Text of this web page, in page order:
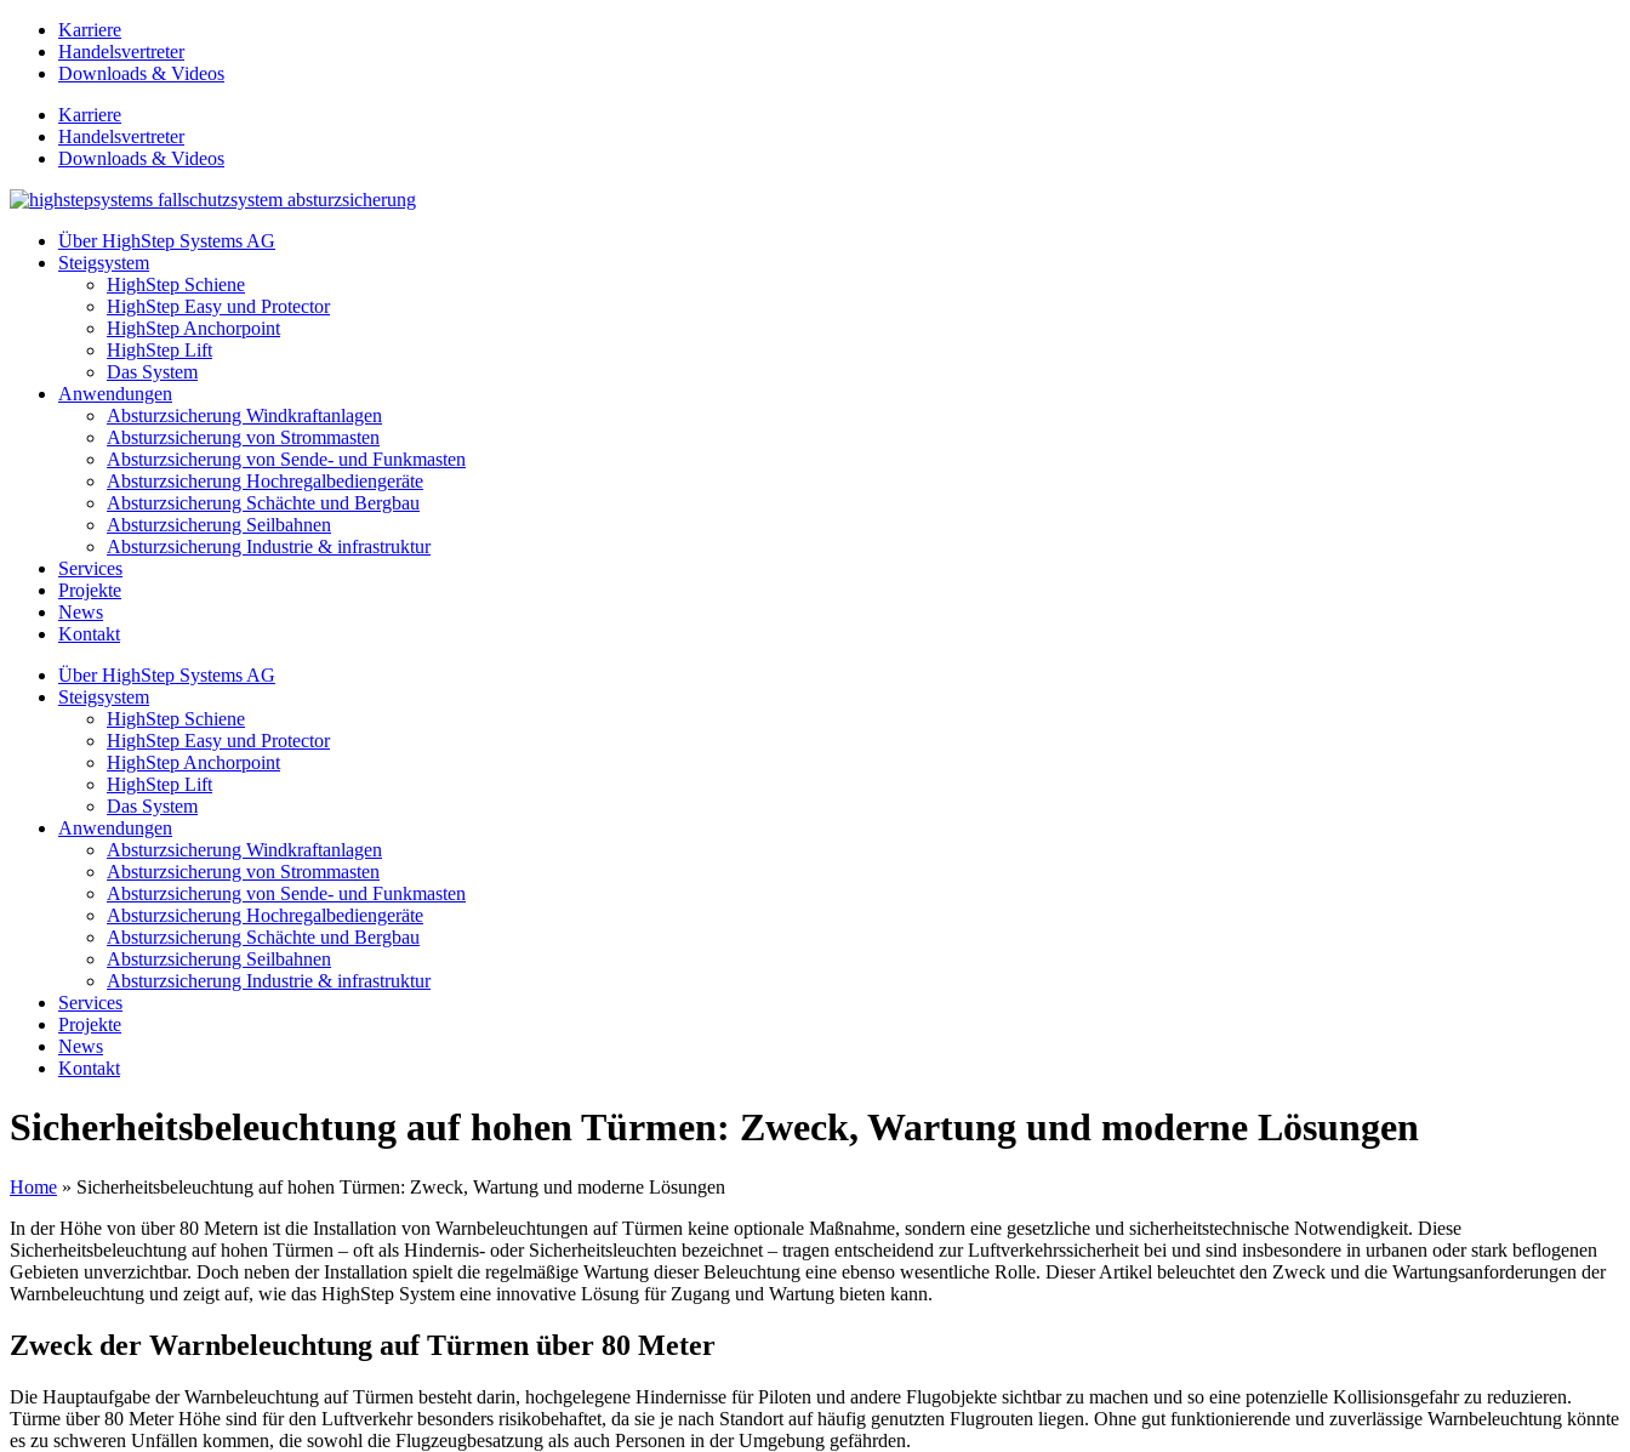
Zum
Inhalt
springen
Karriere
Handelsvertreter
Downloads & Videos
Karriere
Handelsvertreter
Downloads & Videos
Über HighStep Systems AG
Steigsystem
HighStep Schiene
HighStep Easy und Protector
HighStep Anchorpoint
HighStep Lift
Das System
Anwendungen
Absturzsicherung Windkraftanlagen
Absturzsicherung von Strommasten
Absturzsicherung von Sende- und Funkmasten
Absturzsicherung Hochregalbediengeräte
Absturzsicherung Schächte und Bergbau
Absturzsicherung Seilbahnen
Absturzsicherung Industrie & infrastruktur
Services
Projekte
News
Kontakt
Über HighStep Systems AG
Steigsystem
HighStep Schiene
HighStep Easy und Protector
HighStep Anchorpoint
HighStep Lift
Das System
Anwendungen
Absturzsicherung Windkraftanlagen
Absturzsicherung von Strommasten
Absturzsicherung von Sende- und Funkmasten
Absturzsicherung Hochregalbediengeräte
Absturzsicherung Schächte und Bergbau
Absturzsicherung Seilbahnen
Absturzsicherung Industrie & infrastruktur
Services
Projekte
News
Kontakt
Sicherheitsbeleuchtung auf hohen Türmen: Zweck, Wartung und moderne Lösungen
Home » Sicherheitsbeleuchtung auf hohen Türmen: Zweck, Wartung und moderne Lösungen
In der Höhe von über 80 Metern ist die Installation von Warnbeleuchtungen auf Türmen keine optionale Maßnahme, sondern eine gesetzliche und sicherheitstechnische Notwendigkeit. Diese
Sicherheitsbeleuchtung auf hohen Türmen – oft als Hindernis- oder Sicherheitsleuchten bezeichnet – tragen entscheidend zur Luftverkehrssicherheit bei und sind insbesondere in urbanen oder stark beflogenen
Gebieten unverzichtbar. Doch neben der Installation spielt die regelmäßige Wartung dieser Beleuchtung eine ebenso wesentliche Rolle. Dieser Artikel beleuchtet den Zweck und die Wartungsanforderungen der
Warnbeleuchtung und zeigt auf, wie das HighStep System eine innovative Lösung für Zugang und Wartung bieten kann.
Zweck der Warnbeleuchtung auf Türmen über 80 Meter
Die Hauptaufgabe der Warnbeleuchtung auf Türmen besteht darin, hochgelegene Hindernisse für Piloten und andere Flugobjekte sichtbar zu machen und so eine potenzielle Kollisionsgefahr zu reduzieren.
Türme über 80 Meter Höhe sind für den Luftverkehr besonders risikobehaftet, da sie je nach Standort auf häufig genutzten Flugrouten liegen. Ohne gut funktionierende und zuverlässige Warnbeleuchtung könnte
es zu schweren Unfällen kommen, die sowohl die Flugzeugbesatzung als auch Personen in der Umgebung gefährden.